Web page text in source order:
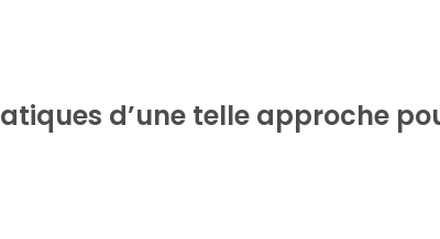
d’une telle approche